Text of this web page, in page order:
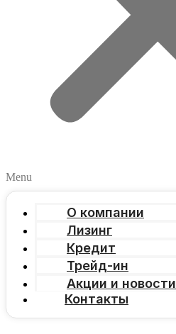
Menu
О компании
Лизинг
Кредит
Трейд-ин
Акции и новости
Контакты